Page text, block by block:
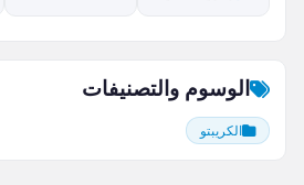
الوسوم والتصنيفات
الكريبتو